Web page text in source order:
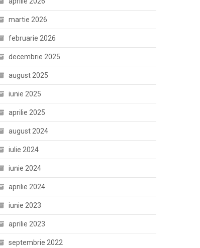
martie 2026
februarie 2026
decembrie 2025
august 2025
iunie 2025
aprilie 2025
august 2024
iulie 2024
iunie 2024
aprilie 2024
iunie 2023
aprilie 2023
septembrie 2022